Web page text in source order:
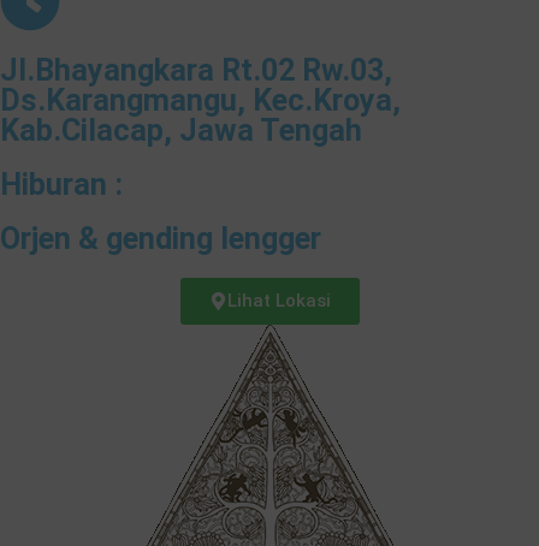
Jl.Bhayangkara Rt.02 Rw.03,
Ds.Karangmangu, Kec.Kroya,
Kab.Cilacap, Jawa Tengah
Hiburan :
Orjen & gending lengger
Lihat Lokasi